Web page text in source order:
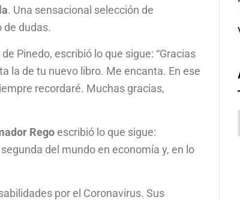
. Una sensacional selección de
de dudas.
Pinedo, escribió lo que sigue: “Gracias
la de tu nuevo libro. Me encanta. En ese
recordaré. Muchas gracias,
Rego escribió lo que sigue:
del mundo en economía y, en lo
por el Coronavirus. Sus